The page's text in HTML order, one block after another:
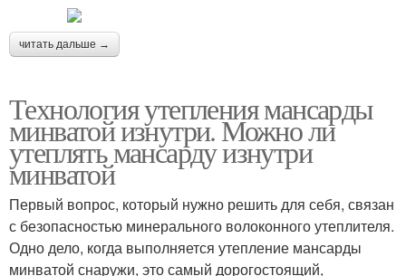
читать дальше →
Технология утепления мансарды
минватой изнутри. Можно ли
утеплять мансарду изнутри
минватой
Первый вопрос, который нужно решить для себя, связан
с безопасностью минерального волоконного утеплителя.
Одно дело, когда выполняется утепление мансарды
минватой снаружи, это самый дорогостоящий,